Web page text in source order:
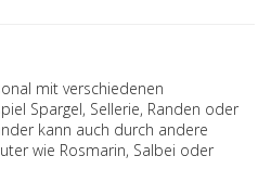
mit verschiedenen
Spargel, Sellerie, Randen oder
kann auch durch andere
wie Rosmarin, Salbei oder